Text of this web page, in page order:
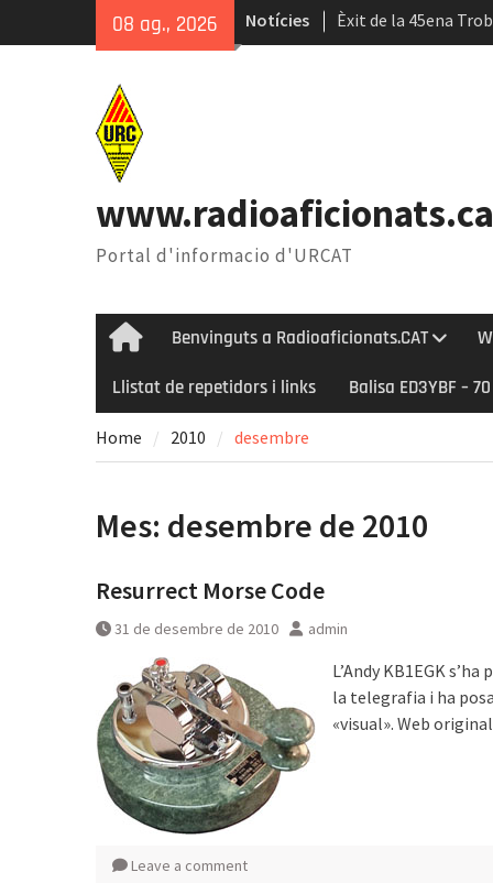
08 ag., 2026 Notícies
Èxit de la 45ena
Dia Internacional
inestabilitat solar
Portal d'informacio d'URCAT
HomeBenvinguts a Radioaficionats.CAT
Llistat de repetidors i links Balisa ED3YBF –
Home 2010 desembre
Mes: desembre de 2010
Resurrect Morse Code
31 de desembre de 2010 admin
L’Andy KB1EGK
la telegrafia i ha
«visual». Web
Leave a comment